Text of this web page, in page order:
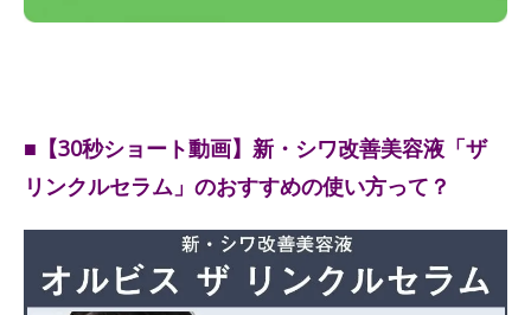
■【30秒ショート動画】新・シワ改善美容液「ザ
リンクルセラム」のおすすめの使い方って？